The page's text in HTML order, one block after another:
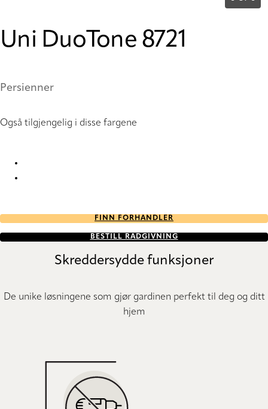
Uni DuoTone 8721
Persienner
Også tilgjengelig i disse fargene
FINN FORHANDLER
BESTILL RÅDGIVNING
Skreddersydde funksjoner
De unike løsningene som gjør gardinen perfekt til deg og ditt
hjem